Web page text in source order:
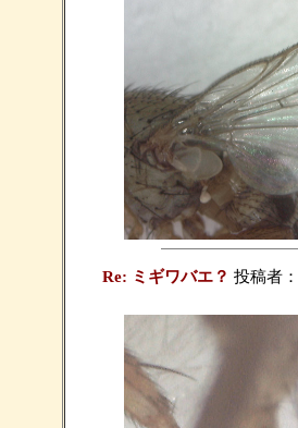
Re: ミギワバエ？ 投稿者：